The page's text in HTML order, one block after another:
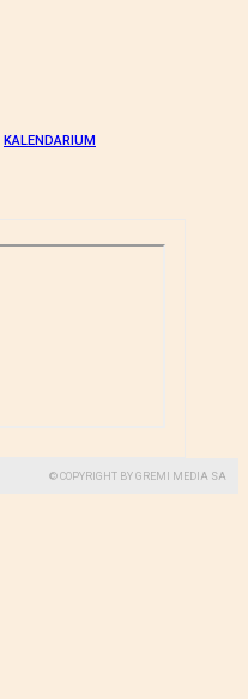
KALENDARIUM
© COPYRIGHT BY GREMI MEDIA SA